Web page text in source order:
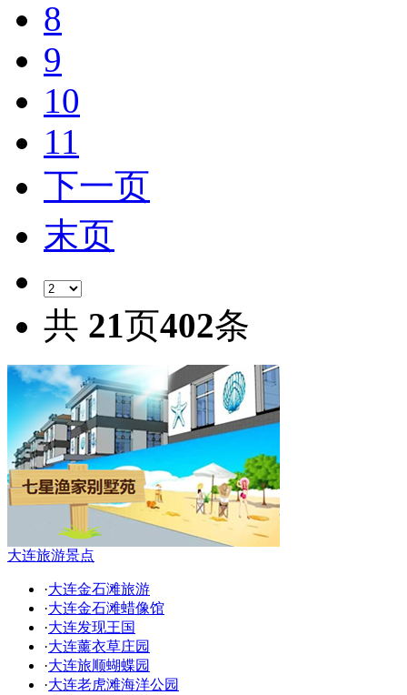
8
9
10
11
下一页
末页
共 21页402条
大连旅游景点
·大连金石滩旅游
·大连金石滩蜡像馆
·大连发现王国
·大连薰衣草庄园
·大连旅顺蝴蝶园
·大连老虎滩海洋公园